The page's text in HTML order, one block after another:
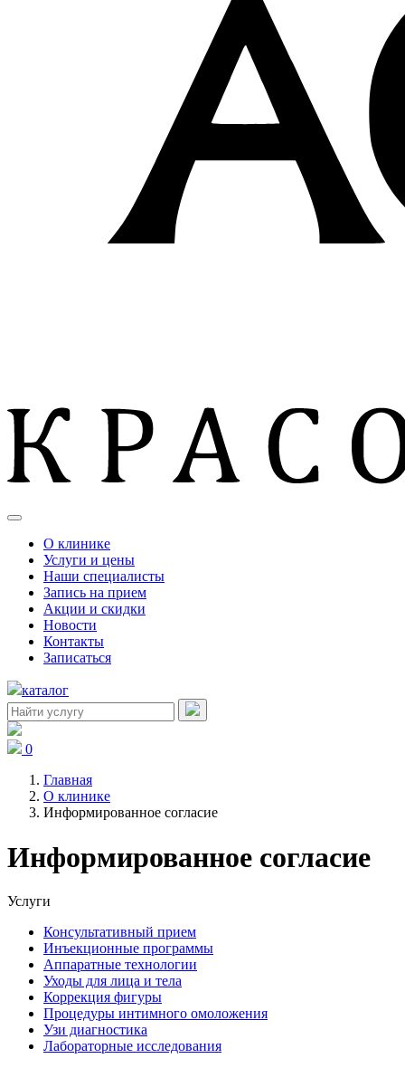
О клинике
Услуги и цены
Наши специалисты
Запись на прием
Акции и скидки
Новости
Контакты
Записаться
каталог
0
Главная
О клинике
Информированное согласие
Информированное согласие
Услуги
Консультативный прием
Инъекционные программы
Аппаратные технологии
Уходы для лица и тела
Коррекция фигуры
Процедуры интимного омоложения
Узи диагностика
Лабораторные исследования